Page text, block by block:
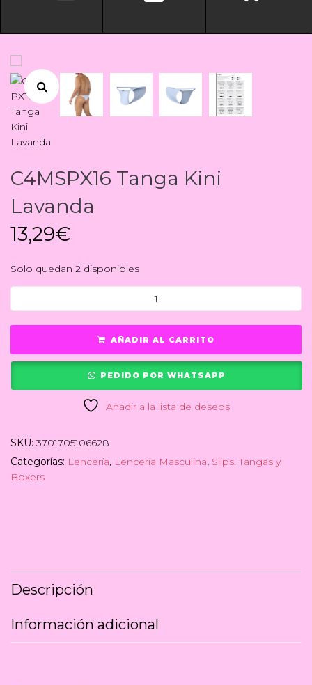
C4MSPX16 Tanga Kini
Lavanda
13,29€
Solo quedan 2 disponibles
AÑADIR AL CARRITO
PEDIDO POR WHATSAPP
Añadir a la lista de deseos
SKU: 3701705106628
Categorías: Lencería, Lencería Masculina, Slips, Tangas y
Boxers
Descripción
Información adicional